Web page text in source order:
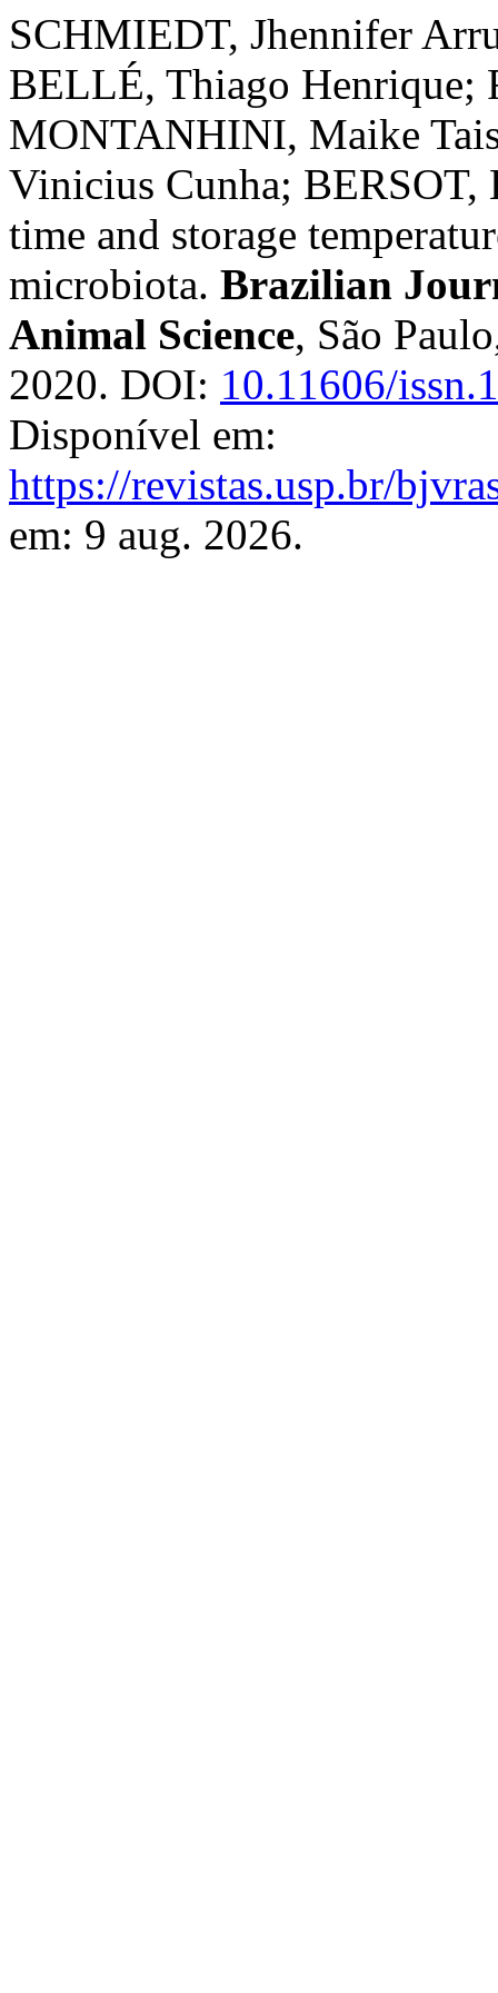
SCHMIEDT, Jhennifer
BELLÉ, Thiago Henrique;
MONTANHINI, Maike
Vinicius Cunha; BERSOT,
time and storage
microbiota. Brazilian
Animal Science, São
2020. DOI: 10.11606/
Disponível em:
https://revistas.usp.br/
em: 9 aug. 2026.